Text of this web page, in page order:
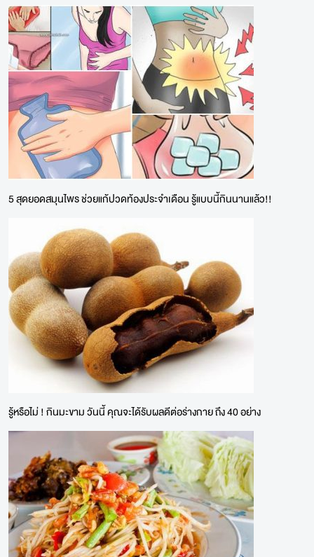
5 สุดยอดสมุนไพร ช่วยแก้ปวดท้องประจำเดือน รู้แบบนี้กินนานแล้ว!!
รู้หรือไม่ ! กินมะขาม วันนี้ คุณจะได้รับผลดีต่อร่างกาย ถึง 40 อย่าง